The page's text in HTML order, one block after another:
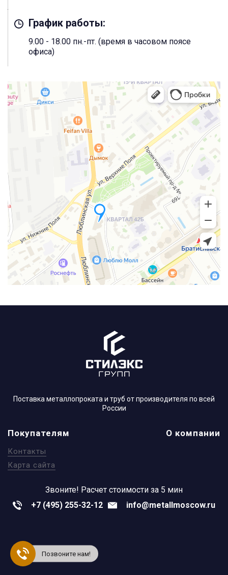
График работы:
9.00 - 18.00 пн.-пт. (время в часовом поясе
офиса)
Поставка металлопроката и труб от производителя по всей
России
Покупателям
Контакты
Карта сайта
О компании
Звоните! Расчет стоимости за 5 мин
+7 (495) 255-32-12
info@metallmoscow.ru
Позвоните нам!